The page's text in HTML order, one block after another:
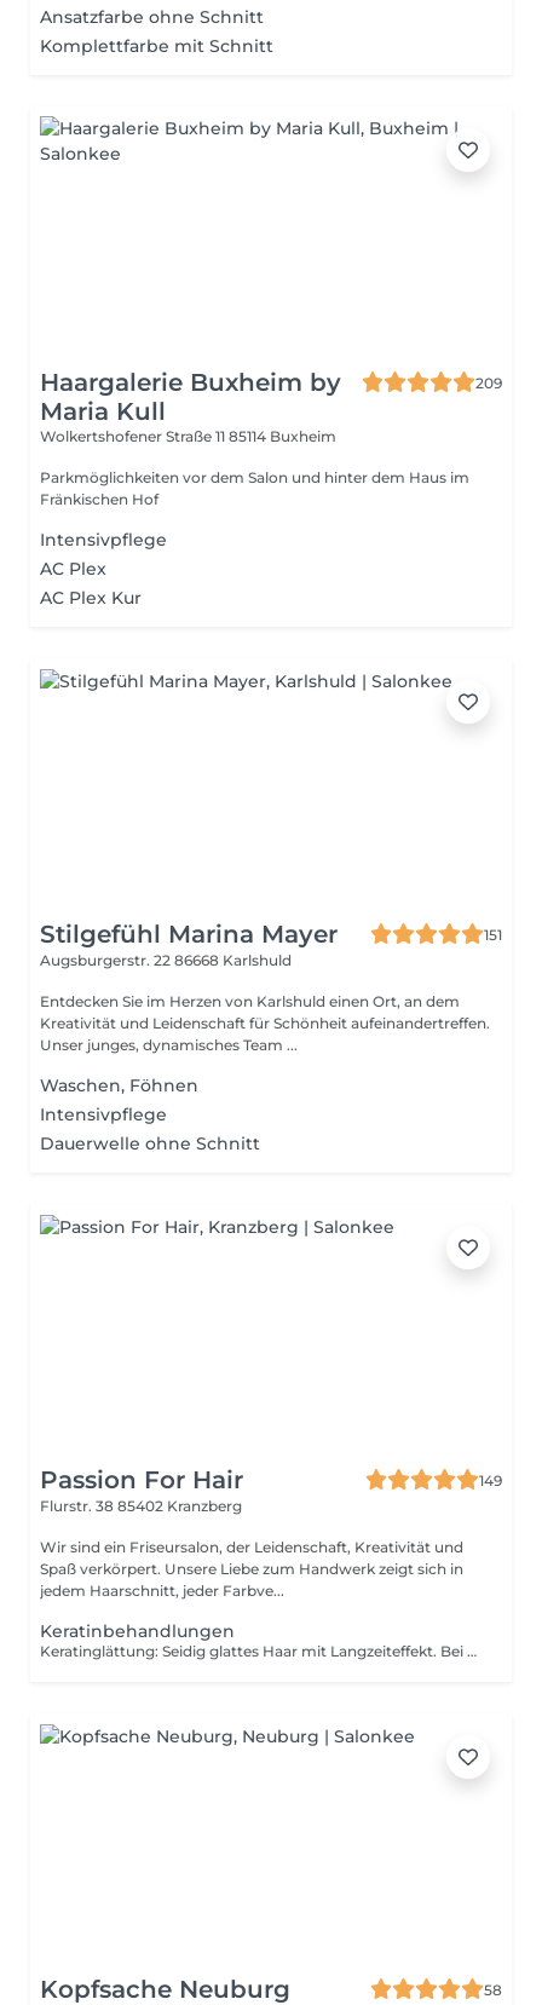
Ansatzfarbe ohne Schnitt
Komplettfarbe mit Schnitt
Haargalerie Buxheim by
Maria Kull
209
Wolkertshofener Straße 11 85114 Buxheim
Parkmöglichkeiten vor dem Salon und hinter dem Haus im
Fränkischen Hof
Intensivpflege
AC Plex
AC Plex Kur
Stilgefühl Marina Mayer
151
Augsburgerstr. 22 86668 Karlshuld
Entdecken Sie im Herzen von Karlshuld einen Ort, an dem
Kreativität und Leidenschaft für Schönheit aufeinandertreffen.
Unser junges, dynamisches Team ...
Waschen, Föhnen
Intensivpflege
Dauerwelle ohne Schnitt
Passion For Hair
149
Flurstr. 38 85402 Kranzberg
Wir sind ein Friseursalon, der Leidenschaft, Kreativität und
Spaß verkörpert. Unsere Liebe zum Handwerk zeigt sich in
jedem Haarschnitt, jeder Farbve...
Keratinbehandlungen
Keratinglättung: Seidig glattes Haar mit Langzeiteffekt. Bei der Krratinglättung wird eine spezielle Keratinpflege in das Haar eingearbeitet und mit Wärme versiegelt. Kerstin ist ein natürlicher Bestandteil des Haares und stärkt die Struktur von innen heraus. Das ergebnis: glattes, geschmeidiges und glänzendes Haar das auch bei hoher Luftfeuchtigkeit frizzfrei bleibt.
Kopfsache Neuburg
58